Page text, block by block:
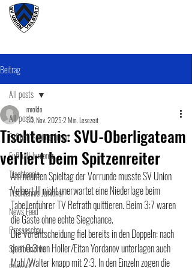
Beitrag
All posts
Fußball SeniorenInnen
Fußball Junioner
Tischtennis
Tischtennis Junioner
News Feed
Presseschau
Spielberichte
All posts
Tischtennis: SVU-Oberligateam
verliert beim Spitzenreiter
mroldo
30. Nov. 20252 Min. Lesezeit
Am neunten Spieltag der Vorrunde musste SV Union
Velbert III nicht unerwartet eine Niederlage beim
Tabellenführer TV Refrath quittieren. Beim 3:7 waren
die Gäste ohne echte Siegchance.
Die Vorentscheidung fiel bereits in den Doppeln: nach
dem 0:3 von Holler/Eitan Yordanov unterlagen auch
Mahl/Walter knapp mit 2:3. In den Einzeln zogen die